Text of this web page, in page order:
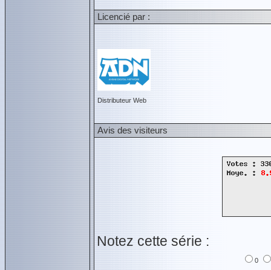
Licencié par :
Distributeur Web
Avis des visiteurs
Notez cette série :
0